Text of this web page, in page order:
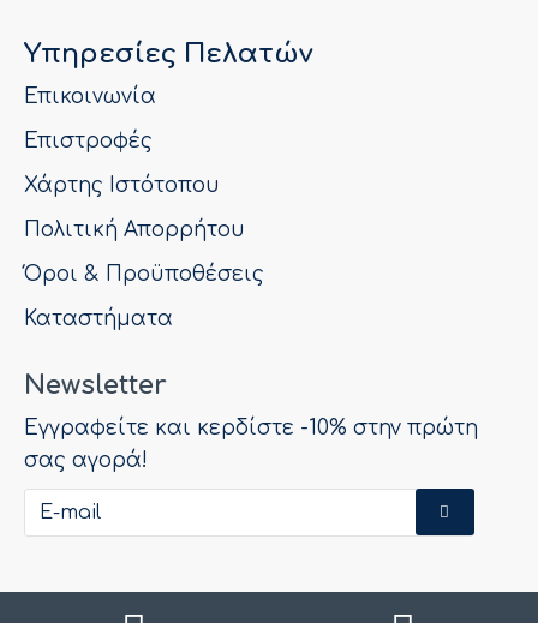
Υπηρεσίες Πελατών
Επικοινωνία
Επιστροφές
Χάρτης Ιστότοπου
Πολιτική Απορρήτου
Όροι & Προϋποθέσεις
Καταστήματα
Newsletter
Εγγραφείτε και κερδίστε -10% στην πρώτη
σας αγορά!